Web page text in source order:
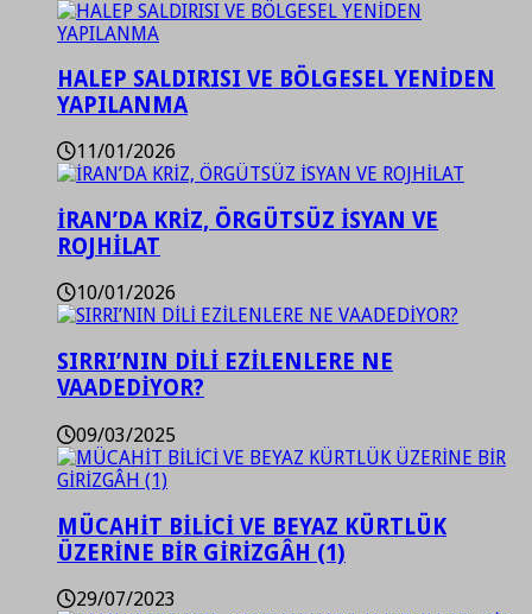
HALEP SALDIRISI VE BÖLGESEL YENİDEN
YAPILANMA
11/01/2026
İRAN’DA KRİZ, ÖRGÜTSÜZ İSYAN VE
ROJHİLAT
10/01/2026
SIRRI’NIN DİLİ EZİLENLERE NE
VAADEDİYOR?
09/03/2025
MÜCAHİT BİLİCİ VE BEYAZ KÜRTLÜK
ÜZERİNE BİR GİRİZGÂH (1)
29/07/2023